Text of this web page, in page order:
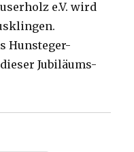
e.V. wird
Hunsteger-
Jubiläums-
feiert seinen 20.